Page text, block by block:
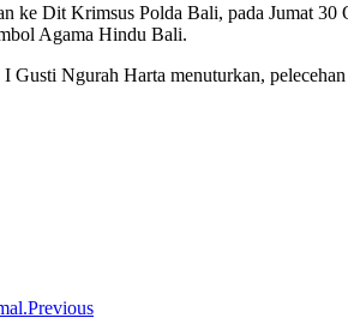
Dit Krimsus Polda Bali, pada Jumat 30
Agama Hindu Bali.
Gusti Ngurah Harta menuturkan,
Previous